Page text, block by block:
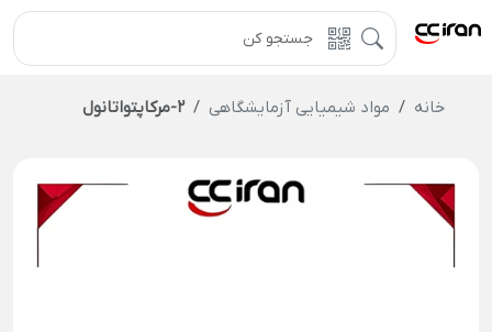
خانه مواد شیمیایی آزمایشگاهی ۲-مرکاپتواتانول